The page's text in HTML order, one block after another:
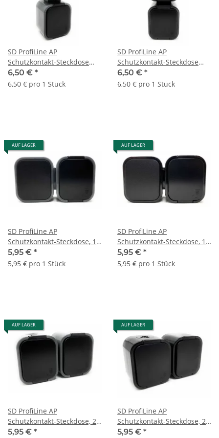
SD ProfiLine AP
Schutzkontakt-Steckdose
NT-7B2/P, 2-fach, vertikal,
IP54, grau/schwarz
6,50 € *
6,50 € pro 1 Stück
SD ProfiLine AP
Schutzkontakt-Steckdose
NT-7B2/P, 2-fach, vertikal,
IP54, schwarz
6,50 € *
6,50 € pro 1 Stück
AUF LAGER
SD ProfiLine AP
Schutzkontakt-Steckdose, 1-
fach, + Wechselschalter,
grau/schwarz
5,95 € *
5,95 € pro 1 Stück
AUF LAGER
SD ProfiLine AP
Schutzkontakt-Steckdose, 1-
fach, + Wechselschalter,
IP54, schwarz
5,95 € *
5,95 € pro 1 Stück
AUF LAGER
SD ProfiLine AP
Schutzkontakt-Steckdose, 2-
fach, NT-7B2, grau/schwarz
5,95 € *
AUF LAGER
SD ProfiLine AP
Schutzkontakt-Steckdose, 2-
fach, NT-7B2, IP54, schwarz
5,95 € *